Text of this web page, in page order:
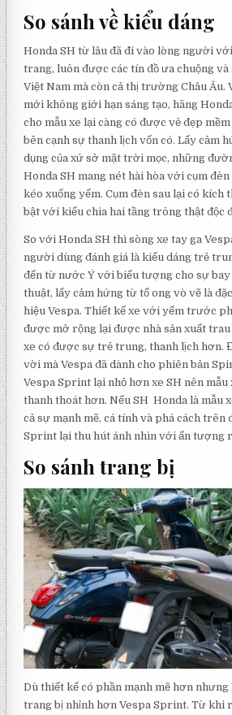
So sánh về kiểu dáng
Honda SH từ lâu đã đi vào lòng người
trang, luôn được các tín đồ ưa chuộng và
Việt Nam mà còn cả thị trường Châu Âu.
mới không giới hạn sáng tạo, hãng
cho mẫu xe lại càng có được vẻ đẹp
bên cạnh sự thanh lịch vốn có. Lấy cảm
dụng của xứ sở mặt trời mọc, những
Honda SH mang nét hài hòa với cụm
kéo xuống yếm. Cụm đèn sau lại có kích
bật với kiểu chia hai tầng trông thật độc
So với Honda SH thì sòng xe tay ga
người dùng đánh giá là kiểu dáng trẻ
đến từ nước Ý với biểu tượng cho sự
thuật, lấy cảm hứng từ tổ ong vò vẽ là
hiệu Vespa. Thiết kế xe với yếm trước
được mở rộng lại được nhà sản xuất
xe có được sự trẻ trung, thanh lịch hơn.
vời mà Vespa đã dành cho phiên bản
Vespa Sprint lại nhỏ hơn xe SH nên mẫu
thanh thoát hơn. Nếu SH Honda là mẫu
cả sự mạnh mẽ, cá tính và phá cách trên
Sprint lại thu hút ánh nhìn với ấn tượng
So sánh trang bị
Dù thiết kế có phần mạnh mẽ hơn nhưng
trang bị nhỉnh hơn Vespa Sprint. Từ khi